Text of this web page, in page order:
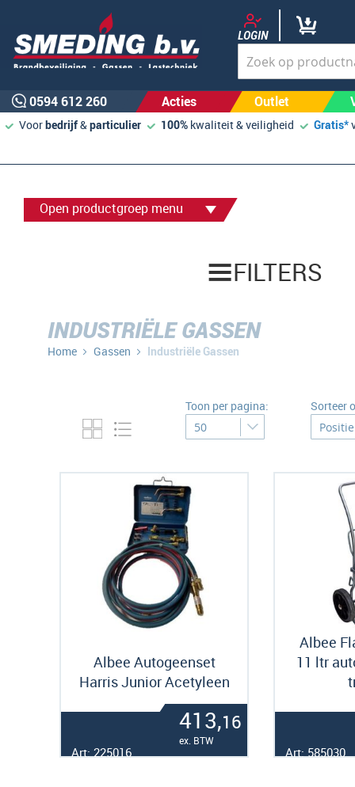
LOGIN
0594 612 260 Acties Outlet
Voorbedrijf&particulier 100% kwaliteit & veiligheid Gratis*
FILTERS
INDUSTRIËLE GASSEN
Home Gassen Industriële Gassen
Toon per pagina: Sorteer
Albee Autogeenset
Harris Junior Acetyleen
413,16
ex. BTW
Art: 225016
Albee
11 ltr
Art: 585030
Open productgroep menu